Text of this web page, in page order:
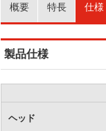
概要 特長 仕様
製品仕様
ヘッド